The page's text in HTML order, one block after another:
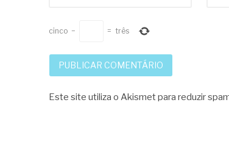
cinco − = três
Este site utiliza o Akismet para reduzir